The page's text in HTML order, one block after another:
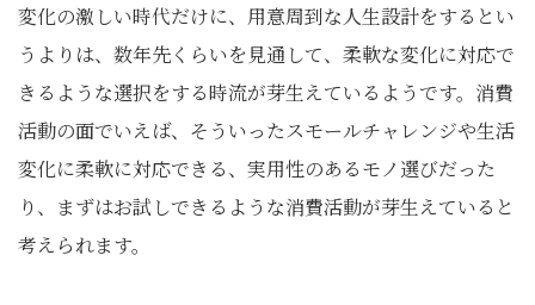
変化の激しい時代だけに、用意周到な人生設計をするとい
うよりは、数年先くらいを見通して、柔軟な変化に対応で
きるような選択をする時流が芽生えているようです。消費
活動の面でいえば、そういったスモールチャレンジや生活
変化に柔軟に対応できる、実用性のあるモノ選びだった
り、まずはお試しできるような消費活動が芽生えていると
考えられます。